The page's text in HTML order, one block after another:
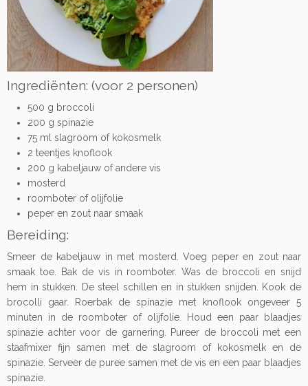
Ingrediënten: (voor 2 personen)
500 g broccoli
200 g spinazie
75 ml slagroom of kokosmelk
2 teentjes knoflook
200 g kabeljauw of andere vis
mosterd
roomboter of olijfolie
peper en zout naar smaak
Bereiding:
Smeer de kabeljauw in met mosterd. Voeg peper en zout naar
smaak toe. Bak de vis in roomboter. Was de broccoli en snijd
hem in stukken. De steel schillen en in stukken snijden. Kook de
brocolli gaar. Roerbak de spinazie met knoflook ongeveer 5
minuten in de roomboter of olijfolie. Houd een paar blaadjes
spinazie achter voor de garnering. Pureer de broccoli met een
staafmixer fijn samen met de slagroom of kokosmelk en de
spinazie. Serveer de puree samen met de vis en een paar blaadjes
spinazie.